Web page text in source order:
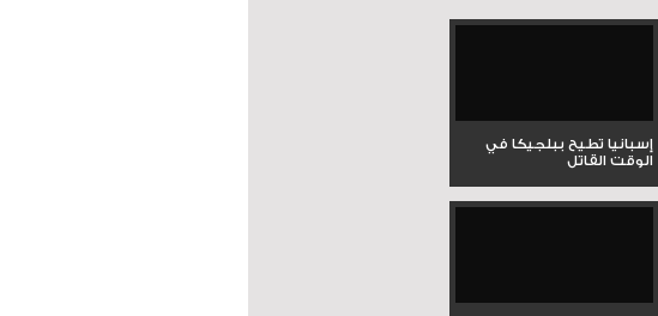
إسبانيا تطيح ببلجيكا في
الوقت القاتل